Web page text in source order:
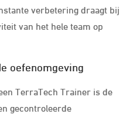
verbetering draagt bij
van het hele team op
oefenomgeving
TerraTech Trainer is de
gecontroleerde